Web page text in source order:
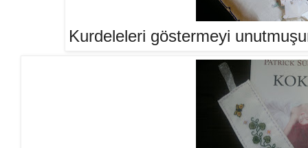
Kurdeleleri göstermeyi